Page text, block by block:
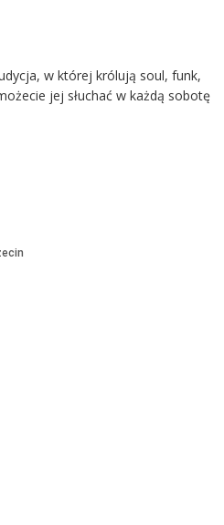
w której królują soul, funk,
jej słuchać w każdą sobotę